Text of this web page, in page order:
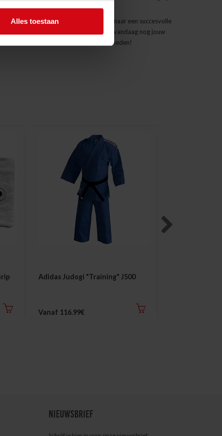
Alles toestaan
de Topfighter Hajime Light.
en de eerste stappen te zetten naar een succesvolle
beginnersvriendelijke judopak. Haal vandaag nog jouw
start je training in optimale omstandigheden!
Adidas Judogi "Training" J500
Vanaf 116.99€
NIEUWSBRIEF